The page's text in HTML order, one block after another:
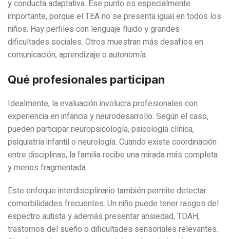
y conducta adaptativa. Ese punto es especialmente
importante, porque el TEA no se presenta igual en todos los
niños. Hay perfiles con lenguaje fluido y grandes
dificultades sociales. Otros muestran más desafíos en
comunicación, aprendizaje o autonomía.
Qué profesionales participan
Idealmente, la evaluación involucra profesionales con
experiencia en infancia y neurodesarrollo. Según el caso,
pueden participar neuropsicología, psicología clínica,
psiquiatría infantil o neurología. Cuando existe coordinación
entre disciplinas, la familia recibe una mirada más completa
y menos fragmentada.
Este enfoque interdisciplinario también permite detectar
comorbilidades frecuentes. Un niño puede tener rasgos del
espectro autista y además presentar ansiedad, TDAH,
trastornos del sueño o dificultades sensoriales relevantes.